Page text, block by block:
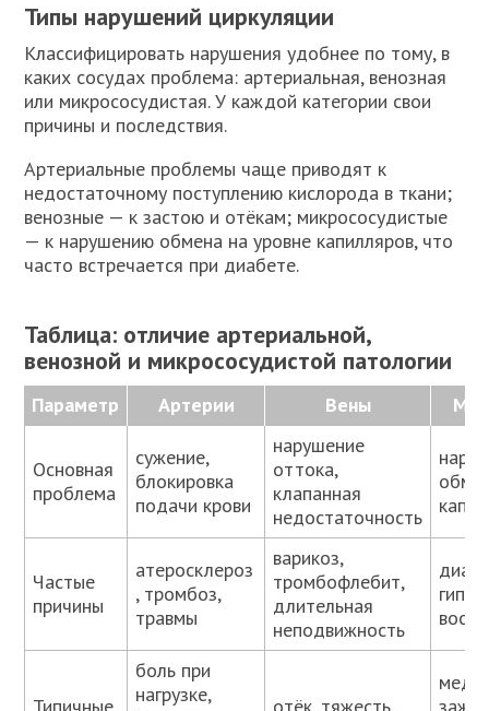
Типы нарушений циркуляции
Классифицировать нарушения удобнее по тому, в
каких сосудах проблема: артериальная, венозная
или микрососудистая. У каждой категории свои
причины и последствия.
Артериальные проблемы чаще приводят к
недостаточному поступлению кислорода в ткани;
венозные — к застою и отёкам; микрососудистые
— к нарушению обмена на уровне капилляров, что
часто встречается при диабете.
Таблица: отличие артериальной,
венозной и микрососудистой патологии
Параметр Артерии Вены
Основная
проблема
сужение,
блокировка
подачи крови
нарушение
оттока,
клапанная
недостаточность
Частые
причины
атеросклероз
, тромбоз,
травмы
варикоз,
тромбофлебит,
длительная
неподвижность
боль при
нагрузке,